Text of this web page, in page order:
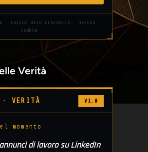
nessun dato trasmesso · nessun
cookie
Verità
· VERITÀ V1.0
momento
di lavoro su LinkedIn